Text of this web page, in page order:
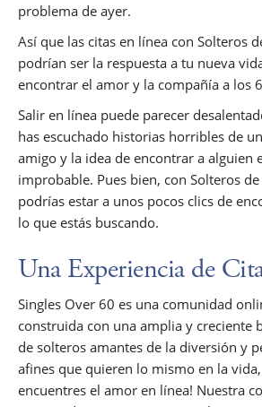
problema de ayer.
Así que las citas en línea con Solteros
podrían ser la respuesta a tu nueva
encontrar el amor y la compañía a los
Salir en línea puede parecer
has escuchado historias horribles de
amigo y la idea de encontrar a alguien
improbable. Pues bien, con Solteros
podrías estar a unos pocos clics de
lo que estás buscando.
Una Experiencia de
Singles Over 60 es una comunidad
construida con una amplia y creciente
de solteros amantes de la diversión y
afines que quieren lo mismo en la
encuentres el amor en línea! Nuestra